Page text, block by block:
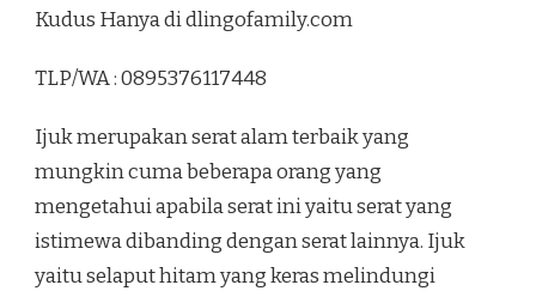
Kudus Hanya di dlingofamily.com
TLP/WA : 0895376117448
Ijuk merupakan serat alam terbaik yang
mungkin cuma beberapa orang yang
mengetahui apabila serat ini yaitu serat yang
istimewa dibanding dengan serat lainnya. Ijuk
yaitu selaput hitam yang keras melindungi